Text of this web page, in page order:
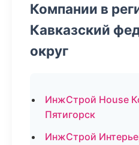
Компании в
Кавказский
округ
ИнжСтрой House
Пятигорск
ИнжСтрой